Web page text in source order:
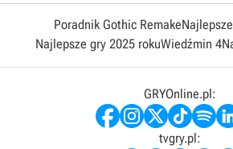
Poradnik Gothic Remake
Najlepsze gry 2025 rokuWiedźmin 4
GRYOnline.pl:
tvgry.pl: